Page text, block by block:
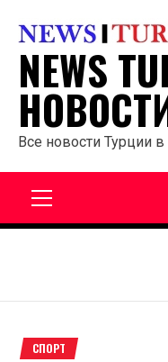
содержанию
NEWS
Все новости Турции
СПОРТ